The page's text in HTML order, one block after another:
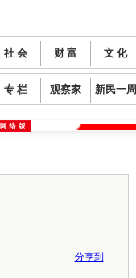
社 会 财 富 文 化
专 栏 观察家 新民一周
分享到